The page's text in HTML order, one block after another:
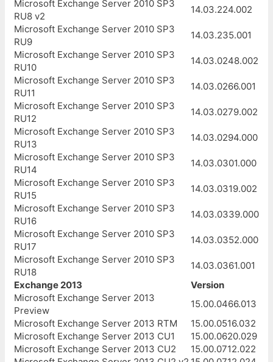
Microsoft Exchange Server 2010 SP3
RU8 v2
14.03.224.002
Microsoft Exchange Server 2010 SP3
RU9
14.03.235.001
Microsoft Exchange Server 2010 SP3
RU10
14.03.0248.002
Microsoft Exchange Server 2010 SP3
RU11
14.03.0266.001
Microsoft Exchange Server 2010 SP3
RU12
14.03.0279.002
Microsoft Exchange Server 2010 SP3
RU13
14.03.0294.000
Microsoft Exchange Server 2010 SP3
RU14
14.03.0301.000
Microsoft Exchange Server 2010 SP3
RU15
14.03.0319.002
Microsoft Exchange Server 2010 SP3
RU16
14.03.0339.000
Microsoft Exchange Server 2010 SP3
RU17
14.03.0352.000
Microsoft Exchange Server 2010 SP3
RU18
14.03.0361.001
Exchange 2013
Version
Microsoft Exchange Server 2013
Preview
15.00.0466.013
Microsoft Exchange Server 2013 RTM
15.00.0516.032
Microsoft Exchange Server 2013 CU1
15.00.0620.029
Microsoft Exchange Server 2013 CU2
15.00.0712.022